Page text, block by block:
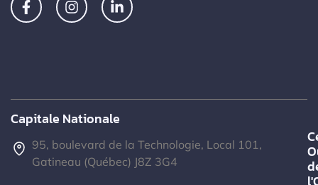
Capitale Nationale
95, boulevard de la Technologie, Local 101,
Gatineau (Québec) J8Z 3G4